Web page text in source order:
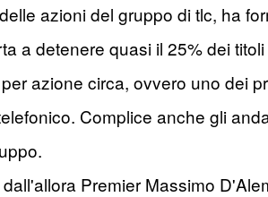
azioni del gruppo di tlc, ha
a detenere quasi il 25% dei
azione circa, ovvero uno dei
Complice anche gli
Premier Massimo